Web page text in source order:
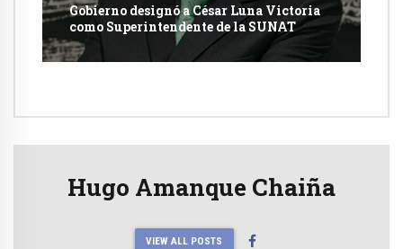
Gobierno designó a César Luna Victoria
como Superintendente de la SUNAT
Hugo Amanque Chaiña
VIEW ALL POSTS